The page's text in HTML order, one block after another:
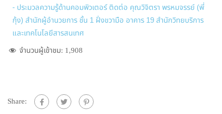
- ประมวลความรู้ด้านคอมพิวเตอร์ ติดต่อ คุณวิจิตรา พรหมจรรย์ (พี่
กุ้ง) สำนักผู้อำนวยการ ชั้น 1 ฝั่งขวามือ อาคาร 19 สำนักวิทยบริการ
และเทคโนโลยีสารสนเทศ
จำนวนผู้เข้าชม: 1,908
Share: